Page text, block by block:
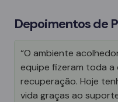
Depoimentos de
“O ambiente
equipe fizeram toda a
recuperação. Hoje
vida graças ao